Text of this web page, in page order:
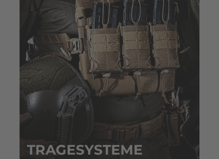
TRAGESYSTEME